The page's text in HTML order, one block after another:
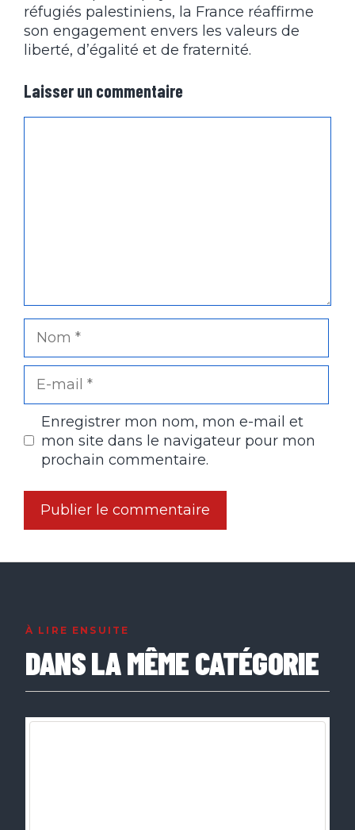
réfugiés palestiniens, la France réaffirme
son engagement envers les valeurs de
liberté, d’égalité et de fraternité.
Laisser un commentaire
mail
Enregistrer mon nom, mon e-mail et
mon site dans le navigateur pour mon
prochain commentaire.
À LIRE ENSUITE
DANS LA MÊME CATÉGORIE